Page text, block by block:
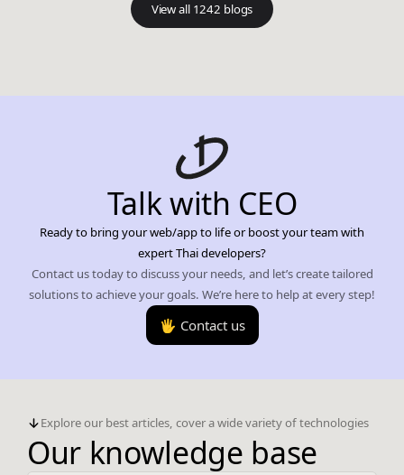
View all 1242 blogs
Talk with CEO
Ready to bring your web/app to life or boost your team with
expert Thai developers?
Contact us today to discuss your needs, and let’s create tailored
solutions to achieve your goals. We’re here to help at every step!
🖐️ Contact us
Explore our best articles, cover a wide variety of technologies
Our knowledge base